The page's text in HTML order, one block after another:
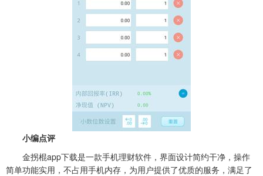
小编点评
金拐棍app下载是一款手机理财软件，界面设计简约干净，操作
简单功能实用，不占用手机内存，为用户提供了优质的服务，满足了